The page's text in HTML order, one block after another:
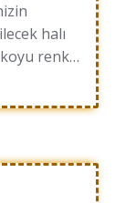
halı
koyu renk…